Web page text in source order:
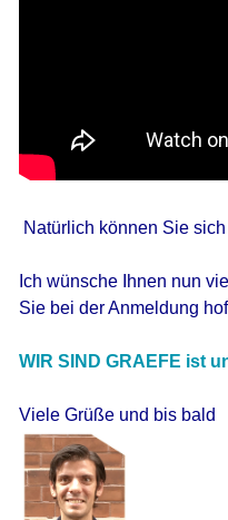
Natürlich können Sie
Ich wünsche Ihnen nun
Sie bei der Anmeldung
WIR SIND GRAEFE ist
Viele Grüße und bis bald